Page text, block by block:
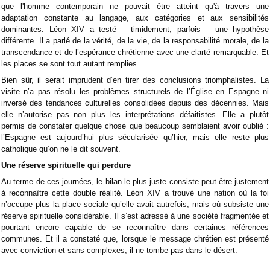
que l'homme contemporain ne pouvait être atteint qu'à travers une
adaptation constante au langage, aux catégories et aux sensibilités
dominantes. Léon XIV a testé – timidement, parfois – une hypothèse
différente. Il a parlé de la vérité, de la vie, de la responsabilité morale, de la
transcendance et de l’espérance chrétienne avec une clarté remarquable. Et
les places se sont tout autant remplies.
Bien sûr, il serait imprudent d’en tirer des conclusions triomphalistes. La
visite n’a pas résolu les problèmes structurels de l’Église en Espagne ni
inversé des tendances culturelles consolidées depuis des décennies. Mais
elle n’autorise pas non plus les interprétations défaitistes. Elle a plutôt
permis de constater quelque chose que beaucoup semblaient avoir oublié :
l’Espagne est aujourd’hui plus sécularisée qu’hier, mais elle reste plus
catholique qu’on ne le dit souvent.
Une réserve spirituelle qui perdure
Au terme de ces journées, le bilan le plus juste consiste peut-être justement
à reconnaître cette double réalité. Léon XIV a trouvé une nation où la foi
n’occupe plus la place sociale qu’elle avait autrefois, mais où subsiste une
réserve spirituelle considérable. Il s’est adressé à une société fragmentée et
pourtant encore capable de se reconnaître dans certaines références
communes. Et il a constaté que, lorsque le message chrétien est présenté
avec conviction et sans complexes, il ne tombe pas dans le désert.